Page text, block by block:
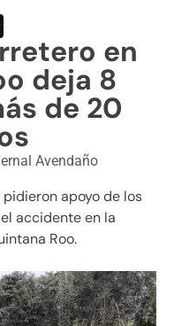
en
deja 8
de 20
Avendaño
apoyo de los
accidente en la
Roo.